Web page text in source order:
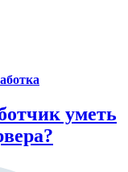
уметь